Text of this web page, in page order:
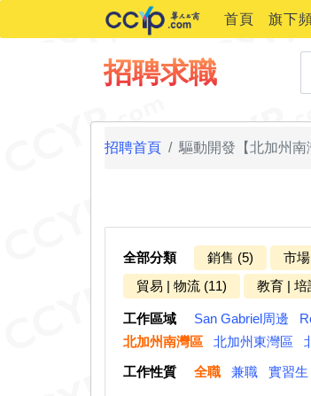
首頁 旗下
招聘求職
招聘首頁 驅動開發【北加州南
全部分類 銷售 (5) 市
貿易 | 物流 (11)
教育 | 培
工作區域 San Gabriel周邊
北加州南灣區
北加州東灣區
工作性質
全職 兼職 實習生